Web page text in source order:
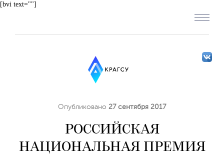
[bvi text=""]
Опубликовано 27 сентября 2017
РОССИЙСКАЯ
НАЦИОНАЛЬНАЯ ПРЕМИЯ